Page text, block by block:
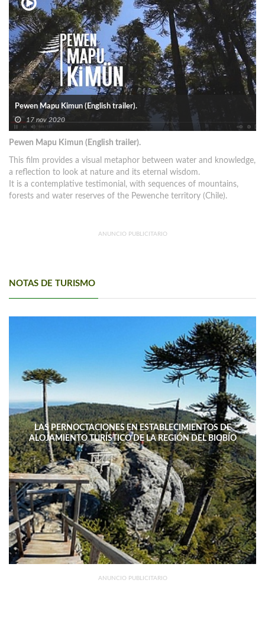
Pewen Mapu Kimun (English trailer).
17 nov 2020
Pewen Mapu Kimun (English trailer).
This film provides a visual metaphor between water and knowledge,
a reflection to look at nature and its eternal wisdom.
It is a contemplative testimonial, with sequences of mountains,
forests and water reserves of the Pewenche territory (Chile).
ANUNCIO PUBLICITARIO
NOTAS DE TURISMO
LAS PERNOCTACIONES EN ESTABLECIMIENTOS DE
ALOJAMIENTO TURÍSTICO DE LA REGIÓN DEL BIOBÍO
DISMINUYERON 15,4% INTERANUAL
ANUNCIO PUBLICITARIO